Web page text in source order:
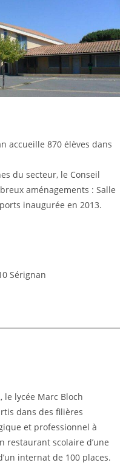
accueille 870 élèves dans
du secteur, le Conseil
aménagements : Salle
inaugurée en 2013.
Sérignan
le lycée Marc Bloch
dans des filières
et professionnel à
restaurant scolaire d’une
internat de 100 places.